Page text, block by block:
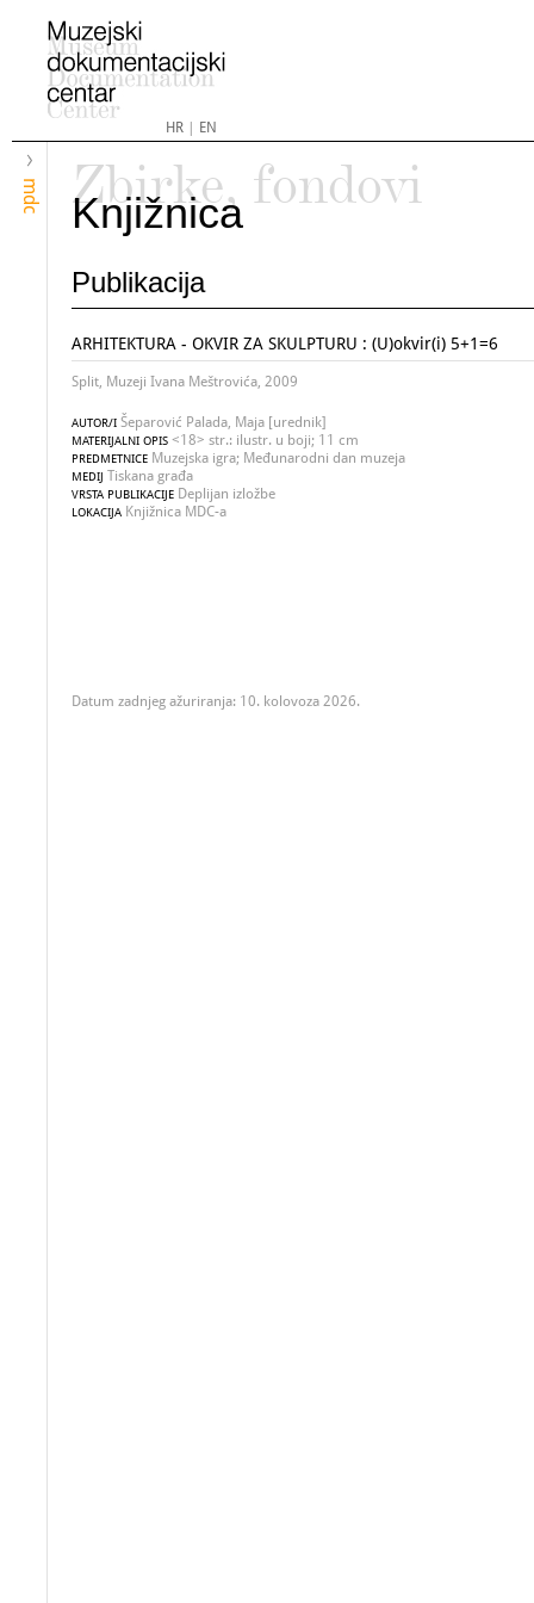
HR| EN
mdc
Zbirke, fondovi
Knjižnica
Publikacija
ARHITEKTURA - OKVIR ZA SKULPTURU : (U)okvir(i) 5+1=6
Split, Muzeji Ivana Meštrovića, 2009
AUTOR/I Šeparović Palada, Maja [urednik]
MATERIJALNI OPIS <18> str.: ilustr. u boji; 11 cm
PREDMETNICE Muzejska igra; Međunarodni dan muzeja
MEDIJ Tiskana građa
VRSTA PUBLIKACIJE Deplijan izložbe
LOKACIJA Knjižnica MDC-a
Datum zadnjeg ažuriranja: 10. kolovoza 2026.